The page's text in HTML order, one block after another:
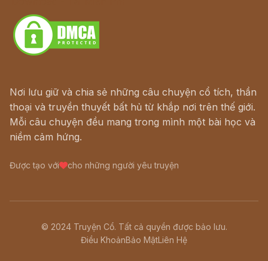
Nơi lưu giữ và chia sẻ những câu chuyện cổ tích, thần
thoại và truyền thuyết bất hủ từ khắp nơi trên thế giới.
Mỗi câu chuyện đều mang trong mình một bài học và
niềm cảm hứng.
Được tạo với cho những người yêu truyện
© 2024 Truyện Cổ. Tất cả quyền được bảo lưu.
Điều KhoảnBảo MậtLiên Hệ